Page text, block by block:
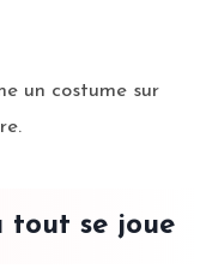
un costume sur
tout se joue